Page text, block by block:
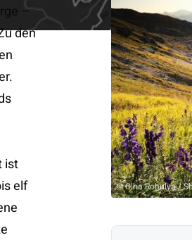
–
den
ist
elf
© Olha Rohulya /